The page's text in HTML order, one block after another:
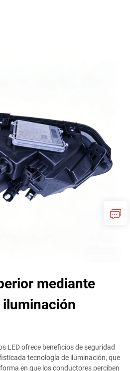
mediante
LED ofrece beneficios de seguridad
tecnología de iluminación, que
en que los conductores perciben